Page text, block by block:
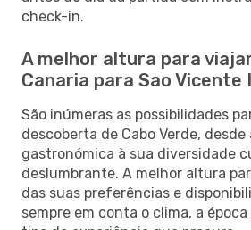
check-in.
A melhor altura para
Canaria para Sao Vicente
São inúmeras as possibilidades
descoberta de Cabo Verde,
gastronómica à sua diversidade
deslumbrante. A melhor altura
das suas preferências e
sempre em conta o clima, a